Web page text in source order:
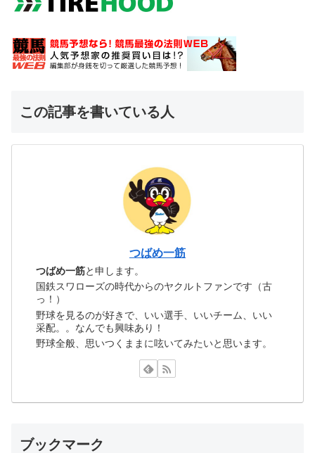
この記事を書いている人
つばめ一筋
つばめ一筋と申します。
国鉄スワローズの時代からのヤクルトファンです（古
っ！）
野球を見るのが好きで、いい選手、いいチーム、いい
采配。。なんでも興味あり！
野球全般、思いつくままに呟いてみたいと思います。
ブックマーク